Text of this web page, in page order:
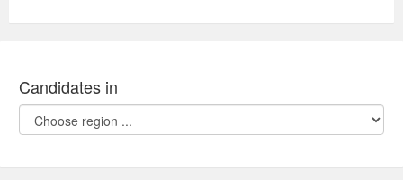
Candidates in